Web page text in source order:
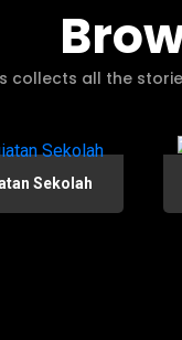
collects all the
Sekolah